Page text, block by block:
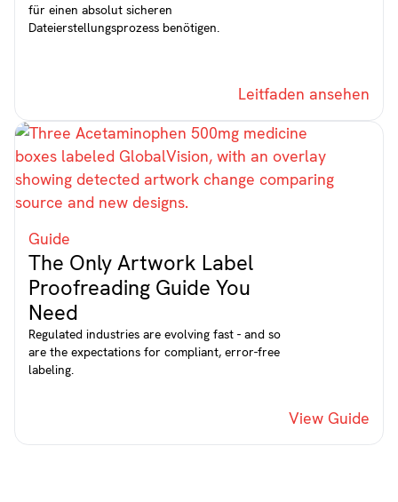
für einen absolut sicheren
Dateierstellungsprozess benötigen.
Leitfaden ansehen
Guide
The Only Artwork Label
Proofreading Guide You
Need
Regulated industries are evolving fast - and so
are the expectations for compliant, error-free
labeling.
View Guide